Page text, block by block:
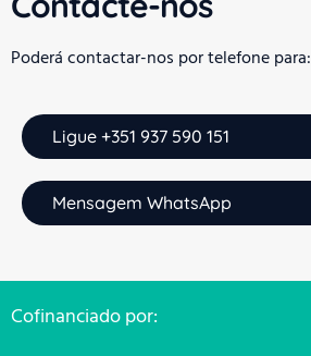
Poderá contactar-nos por telefone para:
Ligue +351 937 590 151
Mensagem WhatsApp
Cofinanciado por: